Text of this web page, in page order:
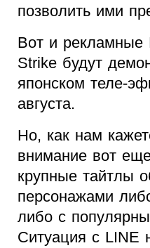
позволить ими
Вот и рекламные
Strike будут
японском теле-
августа.
Но, как нам
внимание вот
крупные тайтлы
персонажами
либо с
Ситуация с LINE